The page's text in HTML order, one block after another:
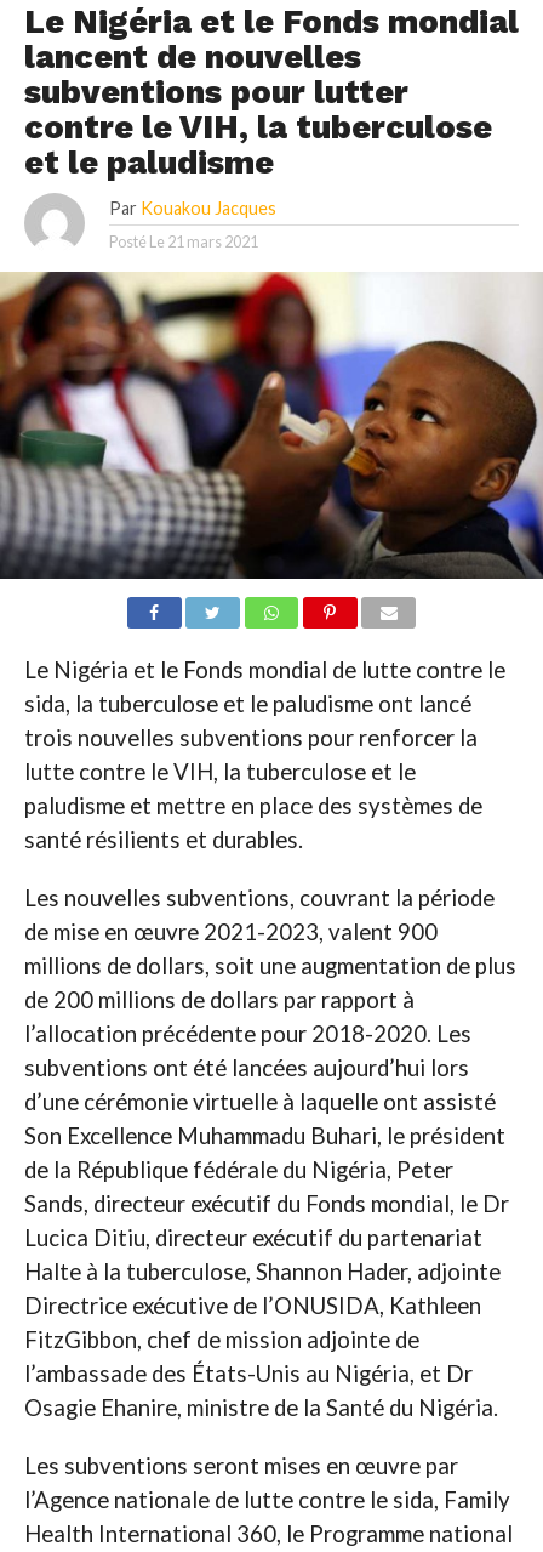
Le Nigéria et le Fonds mondial
lancent de nouvelles
subventions pour lutter
contre le VIH, la tuberculose
et le paludisme
Par Kouakou Jacques
Posté Le 21 mars 2021
Le Nigéria et le Fonds mondial de lutte contre le
sida, la tuberculose et le paludisme ont lancé
trois nouvelles subventions pour renforcer la
lutte contre le VIH, la tuberculose et le
paludisme et mettre en place des systèmes de
santé résilients et durables.
Les nouvelles subventions, couvrant la période
de mise en œuvre 2021-2023, valent 900
millions de dollars, soit une augmentation de plus
de 200 millions de dollars par rapport à
l’allocation précédente pour 2018-2020. Les
subventions ont été lancées aujourd’hui lors
d’une cérémonie virtuelle à laquelle ont assisté
Son Excellence Muhammadu Buhari, le président
de la République fédérale du Nigéria, Peter
Sands, directeur exécutif du Fonds mondial, le Dr
Lucica Ditiu, directeur exécutif du partenariat
Halte à la tuberculose, Shannon Hader, adjointe
Directrice exécutive de l’ONUSIDA, Kathleen
FitzGibbon, chef de mission adjointe de
l’ambassade des États-Unis au Nigéria, et Dr
Osagie Ehanire, ministre de la Santé du Nigéria.
Les subventions seront mises en œuvre par
l’Agence nationale de lutte contre le sida, Family
Health International 360, le Programme national